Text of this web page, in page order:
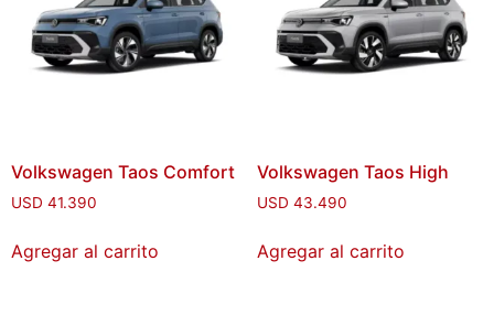
Volkswagen Taos Comfort
USD 41.390
Agregar al carrito
Volkswagen Taos High
USD 43.490
Agregar al carrito